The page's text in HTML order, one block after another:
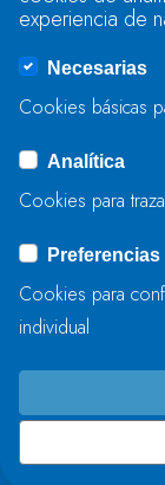
"text".
Se
ENVIAR
experiencia de
Necesarias
Cookies básicas
Analítica
Cookies para
Preferencias
Cookies para
individual